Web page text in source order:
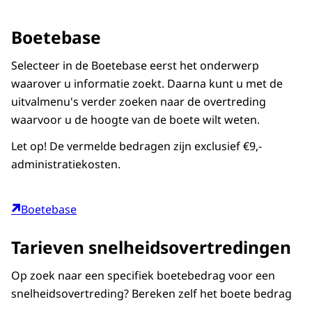
Boetebase
Selecteer in de Boetebase eerst het onderwerp
waarover u informatie zoekt. Daarna kunt u met de
uitvalmenu's verder zoeken naar de overtreding
waarvoor u de hoogte van de boete wilt weten.
Let op! De vermelde bedragen zijn exclusief €9,-
administratiekosten.
Boetebase
Tarieven snelheidsovertredingen
Op zoek naar een specifiek boetebedrag voor een
snelheidsovertreding? Bereken zelf het boete bedrag